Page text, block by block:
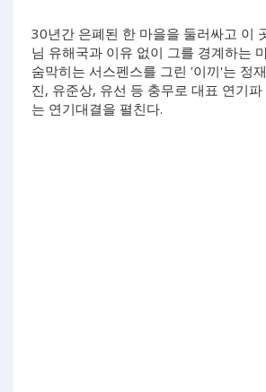
30년간 은폐된 한 마을을 둘러싸고 이
님 유해국과 이유 없이 그를 경계하는
숨막히는 서스펜스를 그린 '이끼'는 정
진, 유준상, 유선 등 충무로 대표 연기
는 연기대결을 펼친다.